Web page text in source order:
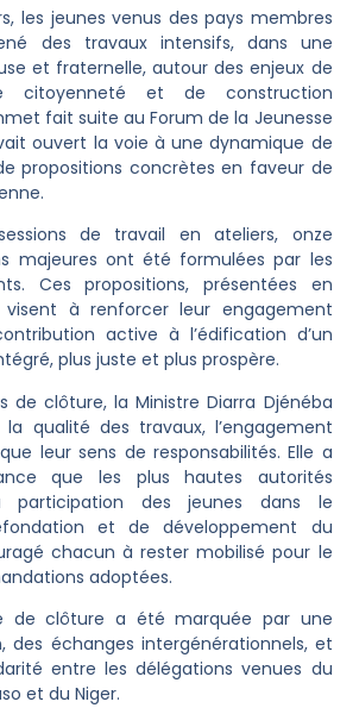
les jeunes venus des pays membres
des travaux intensifs, dans une
et fraternelle, autour des enjeux de
citoyenneté et de construction
fait suite au Forum de la Jeunesse
ouvert la voie à une dynamique de
propositions concrètes en faveur de
de travail en ateliers, onze
majeures ont été formulées par les
Ces propositions, présentées en
visent à renforcer leur engagement
active à l’édification d’un
plus juste et plus prospère.
de clôture, la Ministre Diarra Djénéba
la qualité des travaux, l’engagement
leur sens de responsabilités. Elle a
que les plus hautes autorités
des jeunes dans le
et de développement du
chacun à rester mobilisé pour le
adoptées.
de clôture a été marquée par une
des échanges intergénérationnels, et
entre les délégations venues du
et du Niger.